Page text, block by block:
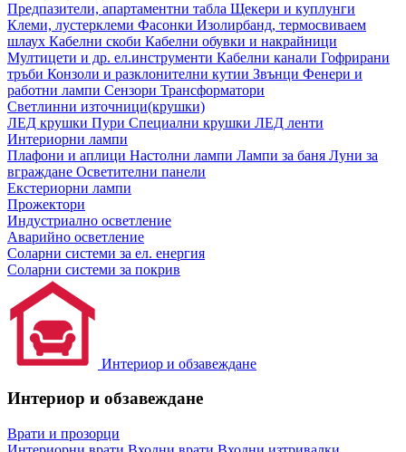
Предпазители, апартаментни табла Щекери и куплунги
Клеми, лустерклеми Фасонки Изолирбанд, термосвиваем
шлаух Кабелни скоби Кабелни обувки и накрайници
Мултицети и др. ел.инструменти Кабелни канали Гофрирани
тръби Конзоли и разклонителни кутии Звънци Фенери и
работни лампи Сензори Трансформатори
Светлинни източници(крушки)
ЛЕД крушки Пури Специални крушки ЛЕД ленти
Интериорни лампи
Плафони и аплици Настолни лампи Лампи за баня Луни за
вграждане Осветителни панели
Екстериорни лампи
Прожектори
Индустриално осветление
Аварийно осветление
Соларни системи за ел. енергия
Соларни системи за покрив
Интериор и обзавеждане
Интериор и обзавеждане
Врати и прозорци